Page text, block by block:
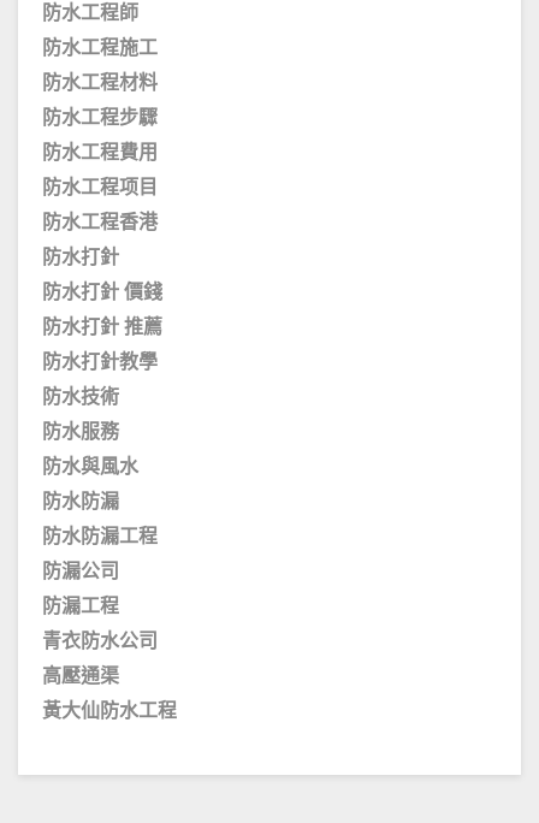
防水工程師
防水工程施工
防水工程材料
防水工程步驟
防水工程費用
防水工程项目
防水工程香港
防水打針
防水打針 價錢
防水打針 推薦
防水打針教學
防水技術
防水服務
防水與風水
防水防漏
防水防漏工程
防漏公司
防漏工程
青衣防水公司
高壓通渠
黃大仙防水工程